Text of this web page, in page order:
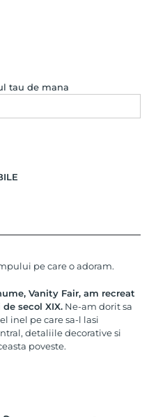
tau de mana
pe care o adoram.
Vanity Fair, am recreat
secol XIX. Ne-am dorit sa
inel pe care sa-l lasi
detaliile decorative si
poveste.